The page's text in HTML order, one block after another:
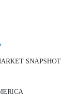
SNAPSHOT